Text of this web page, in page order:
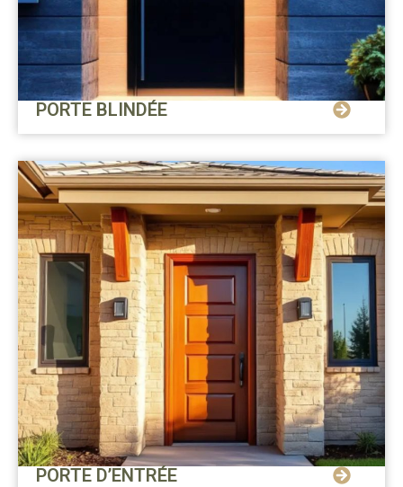
PORTE BLINDÉE
PORTE D’ENTRÉE